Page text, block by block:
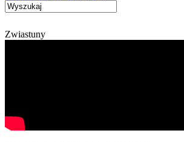
Zwiastuny